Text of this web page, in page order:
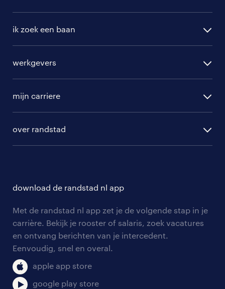
ik zoek een baan
randstad professional
randstad digital
werkgevers
hr-diensten
branches
tarieven
personeel gezocht
aanmelden nieuwsbrief
mijn carriere
blogs en artikelen
salarischecker
bruto-netto calculator
over randstad
onze vestigingen
pers
klachten en misstanden
download de randstad nl app
Met de randstad nl app zet je de volgende stap in je
carrière. Bekijk je rooster of salaris, zoek vacatures
en ontvang berichten van je intercedent.
Eenvoudig, snel en overal.
apple app store
google play store